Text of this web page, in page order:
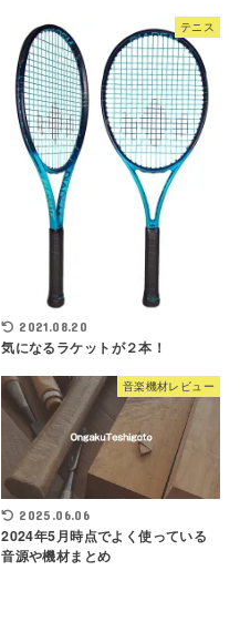
テニス
2021.08.20
気になるラケットが２本！
音楽機材レビュー
2025.06.06
2024年5月時点でよく使っている
音源や機材まとめ